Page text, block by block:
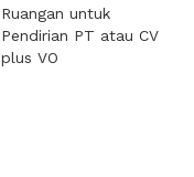
Ruangan untuk
Pendirian PT atau CV
plus VO